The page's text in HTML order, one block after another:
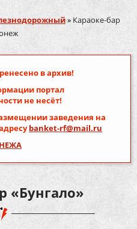
» Караоке-бар
в архив!
портал
не несёт!
заведения на
banket-rf@mail.ru
«Бунгало»